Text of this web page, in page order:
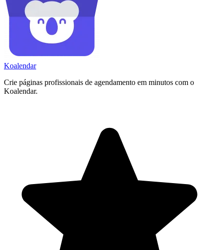
Koalendar
Crie páginas profissionais de agendamento em minutos com o
Koalendar.